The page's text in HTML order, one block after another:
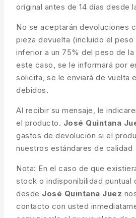
original antes de 14 días desde
No se aceptarán devoluciones
pieza devuelta (incluido el
inferior a un 75% del peso de la
este caso, se le informará por
solicita, se le enviará de vuelta
debidos.
Al recibir su mensaje, le
el producto. José Quintana
gastos de devolución si el
nuestros estándares de calidad
Nota: En el caso de que
stock o indisponibilidad puntual
desde José Quintana Juez
contacto con usted